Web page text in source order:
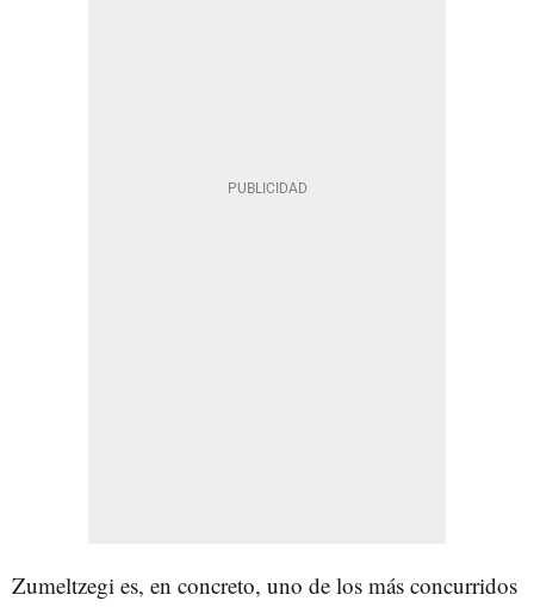
Zumeltzegi es, en concreto, uno de los más concurridos